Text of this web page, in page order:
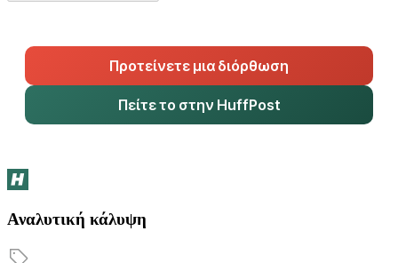
Προτείνετε μια διόρθωση
Πείτε το στην HuffPost
Αναλυτική κάλυψη